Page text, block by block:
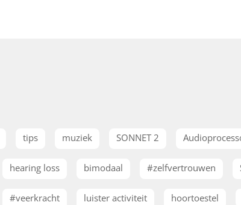
tips muziek SONNET 2
hearing loss bimodaal #zelfvertrouwen
#veerkracht luister activiteit hoortoestel